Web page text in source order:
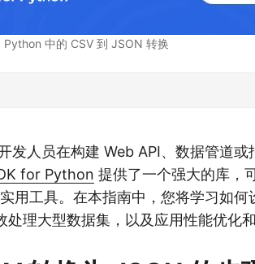
Python 中的 CSV 到 JSON 转换
发人员在构建 Web API、数据管道或
for Python 提供了一个强大的库，
用工具。在本指南中，您将学习如何
理大型数据集，以及应用性能优化和